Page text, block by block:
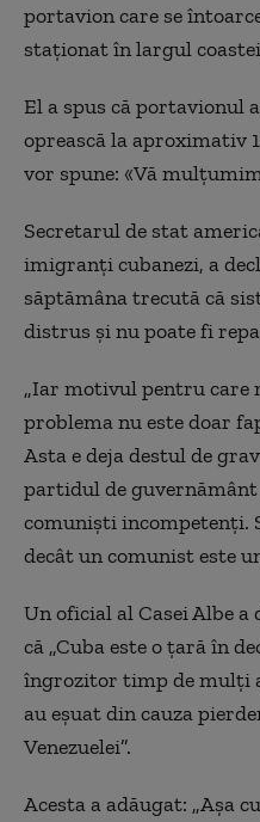
portavion care se
staționat în largul
El a spus că portavionul
oprească la aproximativ
vor spune: «Vă
Secretarul de stat
imigranți cubanezi, a
săptămâna trecută că
distrus și nu poate fi
„Iar motivul pentru care
problema nu este doar
Asta e deja destul de
partidul de
comuniști incompetenți.
decât un comunist este
Un oficial al Casei Albe
că „Cuba este o țară în
îngrozitor timp de mulți
au eșuat din cauza
Venezuelei”.
Acesta a adăugat: „Așa